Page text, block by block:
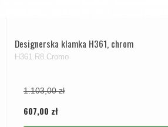
Designerska klamka H361, chrom
H361.R8.Cromo
1.103,00 zł
607,00 zł